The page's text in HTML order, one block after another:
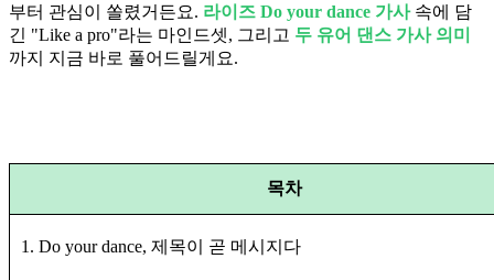
부터 관심이 쏠렸거든요. 라이즈 Do your dance 가사속에 담
긴 "Like a pro"라는 마인드셋, 그리고 두 유어 댄스 가사 의미
까지 지금 바로 풀어드릴게요.
목차
1. Do your dance, 제목이 곧 메시지다